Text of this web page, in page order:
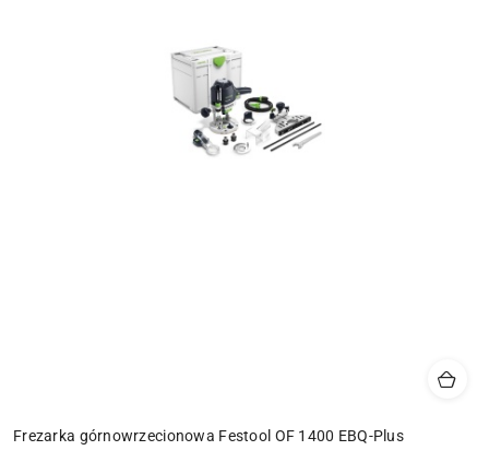
Frezarka górnowrzecionowa Festool OF 1400 EBQ-Plus